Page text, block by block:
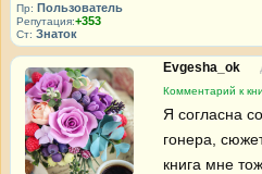
Пр: Пользователь
Репутация:+353
Ст: Знаток
Evgesha_ok
Комментарий к
Я согласна
гонера,
книга мне